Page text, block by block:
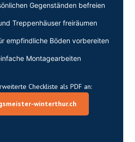
Gegenständen befreien
Treppenhäuser freiräumen
empfindliche Böden vorbereiten
Montagearbeiten
Checkliste als PDF an:
winterthur.ch